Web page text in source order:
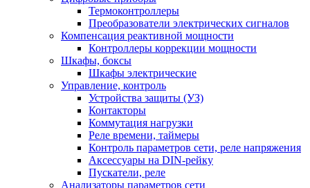
Термоконтроллеры
Преобразователи электрических сигналов
Компенсация реактивной мощности
Контроллеры коррекции мощности
Шкафы, боксы
Шкафы электрические
Управление, контроль
Устройства защиты (УЗ)
Контакторы
Коммутация нагрузки
Реле времени, таймеры
Контроль параметров сети, реле напряжения
Аксессуары на DIN-рейку
Пускатели, реле
Анализаторы параметров сети